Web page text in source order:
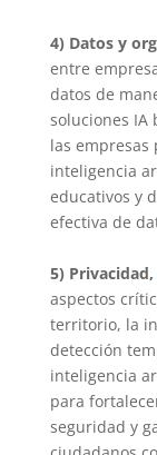
4) Datos y
entre
datos de
soluciones IA
las empresas
inteligencia
educativos y
efectiva de
5) Privacidad,
aspectos
territorio, la
detección
inteligencia
para
seguridad y